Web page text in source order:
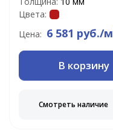
Цвета:
Цена: 6 581 руб./м
В корзину
Смотреть наличие